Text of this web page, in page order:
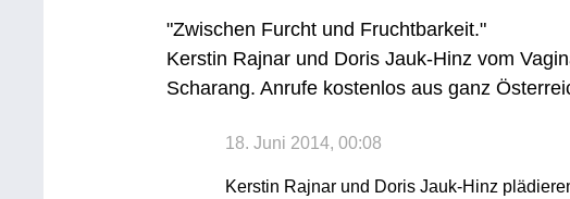
"Zwischen Furcht und Fruchtbarkeit."
Kerstin Rajnar und Doris Jauk-Hinz vom
Scharang. Anrufe kostenlos aus ganz
18. Juni 2014, 00:08
Kerstin Rajnar und Doris Jauk-Hinz